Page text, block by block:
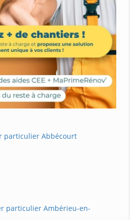
particulier Abbécourt
particulier Ambérieu-en-